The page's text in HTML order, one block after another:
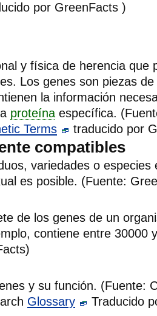
por GreenFacts )
y física de herencia que
Los genes son piezas de
la información
proteína específica.
Terms
traducido por
compatibles
variedades o especies
es posible. (Fuente:
de los genes de un
contiene entre 30000
y su función. (Fuente:
Glossary
Traducido